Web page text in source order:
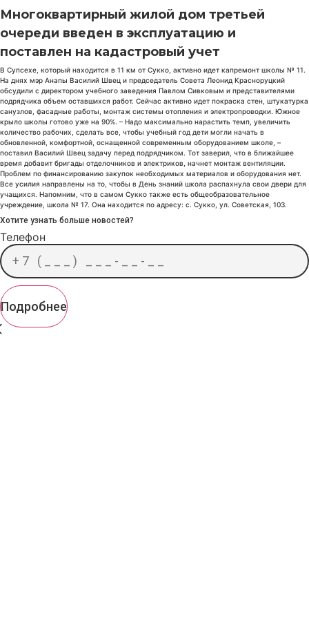
Многоквартирный жилой дом третьей
очереди введен в эксплуатацию и
поставлен на кадастровый учет
В Супсехе, который находится в 11 км от Сукко, активно идет капремонт школы № 11.
На днях мэр Анапы Василий Швец и председатель Совета Леонид Красноруцкий
обсудили с директором учебного заведения Павлом Сивковым и представителями
подрядчика объем оставшихся работ. Сейчас активно идет покраска стен, штукатурка
санузлов, фасадные работы, монтаж системы отопления и электропроводки. Южное
крыло школы готово уже на 90%. – Надо максимально нарастить темп, увеличить
количество рабочих, сделать все, чтобы учебный год дети могли начать в
обновленной, комфортной, оснащенной современным оборудованием школе, –
поставил Василий Швец задачу перед подрядчиком. Тот заверил, что в ближайшее
время добавит бригады отделочников и электриков, начнет монтаж вентиляции.
Проблем по финансированию закупок необходимых материалов и оборудования нет.
Все усилия направлены на то, чтобы в День знаний школа распахнула свои двери для
учащихся. Напомним, что в самом Сукко также есть общеобразовательное
учреждение, школа № 17. Она находится по адресу: ​с. Сукко, ул. Советская, 103. ​
Хотите узнать больше новостей?
Телефон
Подробнее